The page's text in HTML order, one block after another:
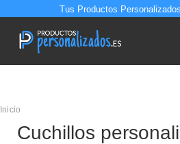
Tus Productos
Inicio
Cuchillos